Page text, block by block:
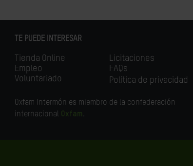
TE PUEDE INTERESAR
Tienda Online
Empleo
Voluntariado
Licitaciones
FAQs
Política de privacidad
Oxfam Intermón es miembro de la confederación
internacional Oxfam.